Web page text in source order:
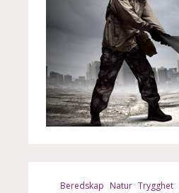
Beredskap Natur Trygghet